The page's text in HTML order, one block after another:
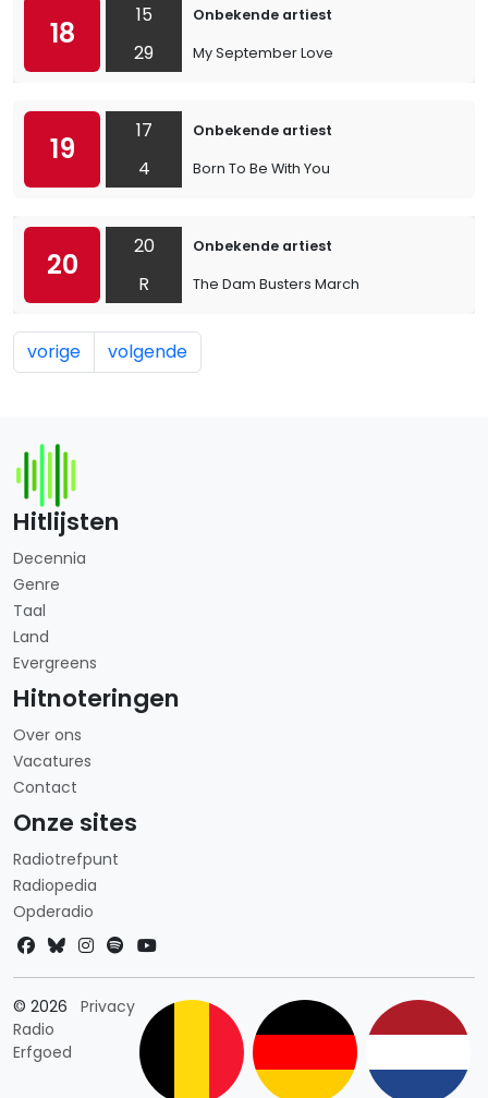
18
15
29
Onbekende artiest
My September Love
19
17
4
Onbekende artiest
Born To Be With You
20
20
R
Onbekende artiest
The Dam Busters March
vorige volgende
Hitlijsten
Decennia
Genre
Taal
Land
Evergreens
Hitnoteringen
Over ons
Vacatures
Contact
Onze sites
Radiotrefpunt
Radiopedia
Opderadio
© 2026
Radio
Erfgoed
PrivacyLandkeuze